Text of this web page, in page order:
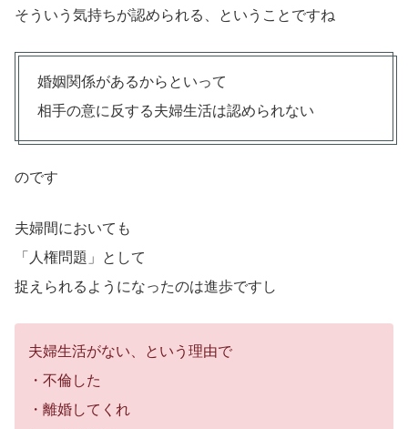
そういう気持ちが認められる、ということですね
婚姻関係があるからといって
相手の意に反する夫婦生活は認められない
のです
夫婦間においても
「人権問題」として
捉えられるようになったのは進歩ですし
夫婦生活がない、という理由で
・不倫した
・離婚してくれ